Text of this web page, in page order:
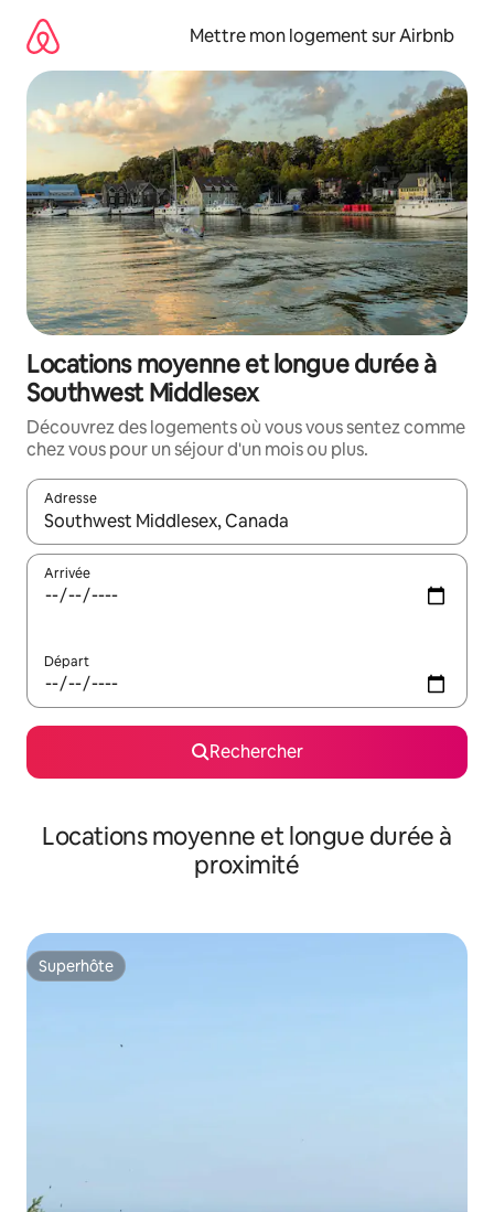
directement
contenu
Mettre mon logement sur Airbnb
Locations moyenne et longue durée à
Southwest Middlesex
Découvrez des logements où vous vous sentez comme
chez vous pour un séjour d'un mois ou plus.
Adresse
Lorsque les résultats s'affichent, utilisez les flèches vers le
Arrivée
Départ
Rechercher
Locations moyenne et longue durée à
proximité
Superhôte
Superhôte